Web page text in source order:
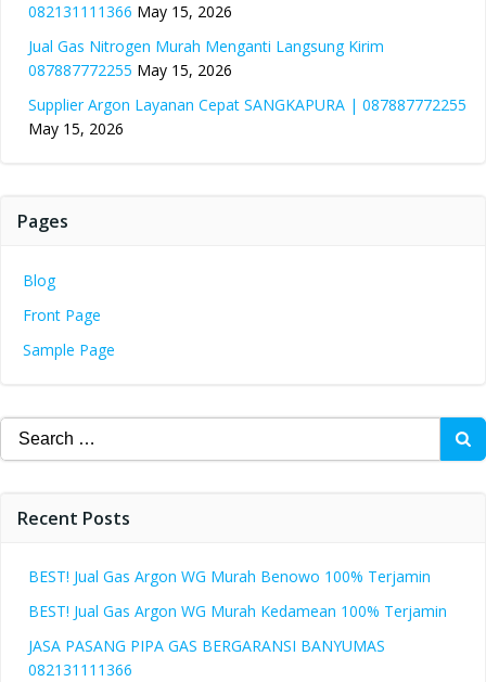
082131111366 May 15, 2026
Jual Gas Nitrogen Murah Menganti Langsung Kirim
087887772255 May 15, 2026
Supplier Argon Layanan Cepat SANGKAPURA | 087887772255
May 15, 2026
Pages
Blog
Front Page
Sample Page
Search
for:
Recent Posts
BEST! Jual Gas Argon WG Murah Benowo 100% Terjamin
BEST! Jual Gas Argon WG Murah Kedamean 100% Terjamin
JASA PASANG PIPA GAS BERGARANSI BANYUMAS
082131111366